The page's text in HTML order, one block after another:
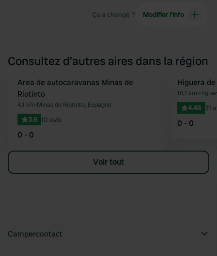
Ça a changé ? Modifier l’info
Consultez d'autres aires dans la région
Préféré
Area de autocaravanas Minas de
Riotinto
4,1 km•Minas de Riotinto, Espagne
3.6 10 avis
0 - 0
Higuera
18,1 km•
4.48 31
0 - 0
Voir tout
Campercontact